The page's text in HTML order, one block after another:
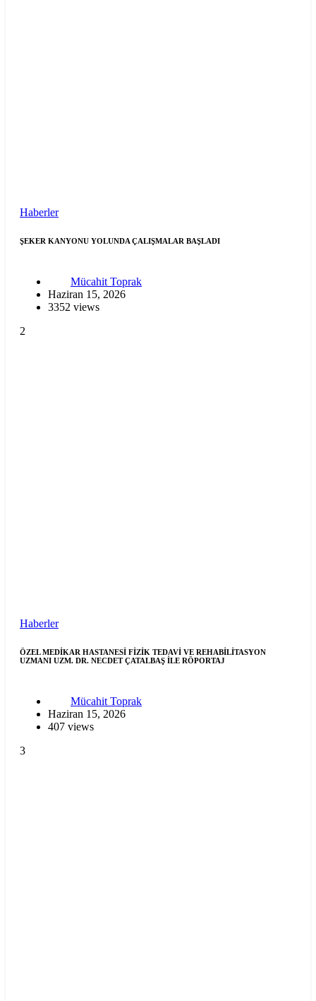
Haberler
ŞEKER KANYONU YOLUNDA ÇALIŞMALAR BAŞLADI
Mücahit Toprak
Haziran 15, 2026
3352 views
2
Haberler
ÖZEL MEDİKAR HASTANESİ FİZİK TEDAVİ VE REHABİLİTASYON
UZMANI UZM. DR. NECDET ÇATALBAŞ İLE RÖPORTAJ
Mücahit Toprak
Haziran 15, 2026
407 views
3